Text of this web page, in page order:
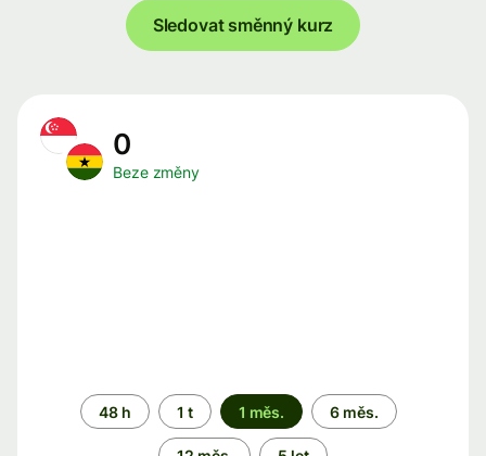
Sledovat směnný kurz
0
Beze změny
Časové
období
48 h 1 t 1 měs. 6 měs.